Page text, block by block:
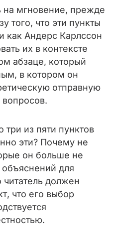
на мгновение, прежде
того, что эти пункты
как Андерс Карлссон
их в контексте
абзаце, который
в котором он
отправную
вопросов.
из пяти пунктов
эти? Почему не
он больше не
для
читатель должен
что его выбор